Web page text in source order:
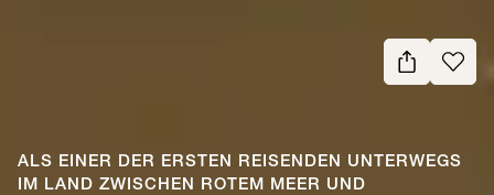
ALS EINER DER ERSTEN REISENDEN UNTERWEGS
IM LAND ZWISCHEN ROTEM MEER UND